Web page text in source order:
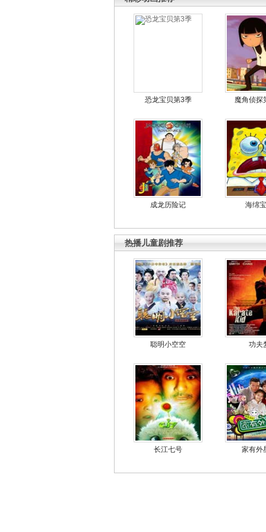
恐龙宝贝第3季 魔角侦探
成龙历险记 海绵
热播儿童剧推荐
聪明小空空 功夫
长江七号 家有外